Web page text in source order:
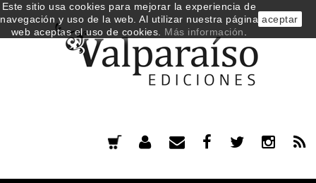
Este sitio usa cookies para mejorar la experiencia de
navegación y uso de la web. Al utilizar nuestra página
web aceptas el uso de cookies. Más información
aceptar